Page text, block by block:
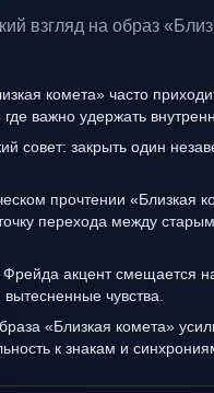
взгляд на образ
комета» часто
важно удержать
совет: закрыть один
прочтении «Близкая
перехода между
Фрейда акцент смещается
чувства.
«Близкая комета»
к знакам и